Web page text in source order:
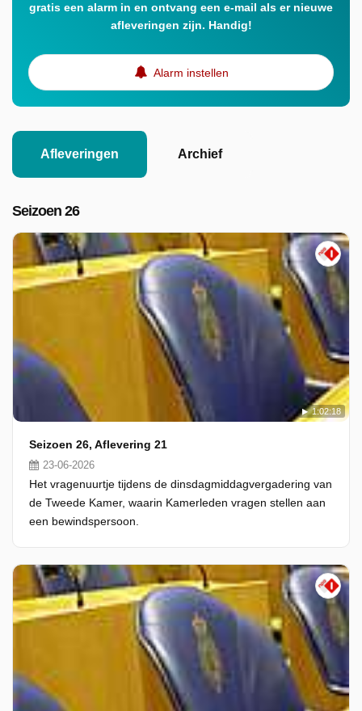
gratis een alarm in en ontvang een e-mail als er nieuwe
afleveringen zijn. Handig!
Alarm instellen
Afleveringen Archief
Seizoen 26
1:02:18
Seizoen 26, Aflevering 21
23-06-2026
Het vragenuurtje tijdens de dinsdagmiddagvergadering van
de Tweede Kamer, waarin Kamerleden vragen stellen aan
een bewindspersoon.